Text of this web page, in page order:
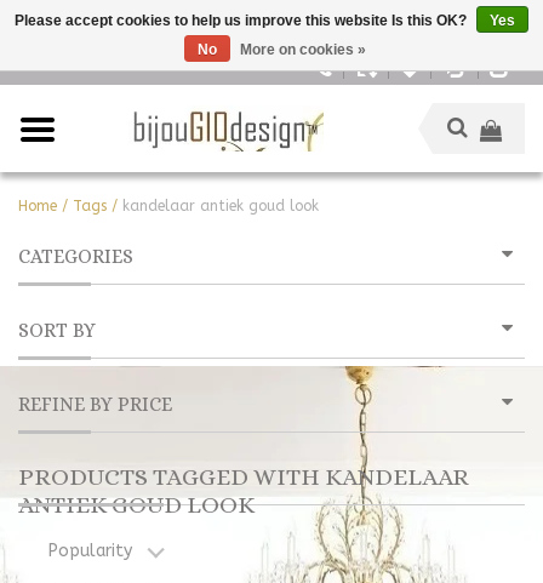
Home / Tags / kandelaar antiek goud look
CATEGORIES
SORT BY
REFINE BY PRICE
PRODUCTS TAGGED WITH KANDELAAR
ANTIEK GOUD LOOK
Popularity
Please accept cookies to help us improve this website Is this OK?
Yes
No
More on cookies »